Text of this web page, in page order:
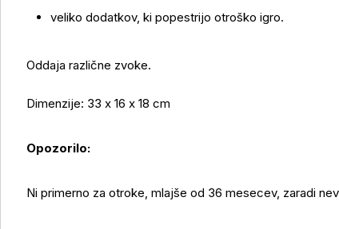
veliko dodatkov, ki popestrijo otroško igro.
Oddaja različne zvoke.
Dimenzije: 33 x 16 x 18 cm
Opozorilo:
Ni primerno za otroke, mlajše od 36 mesecev, zaradi